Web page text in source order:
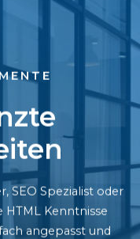
SEO Spezialist oder
HTML Kenntnisse
angepasst und